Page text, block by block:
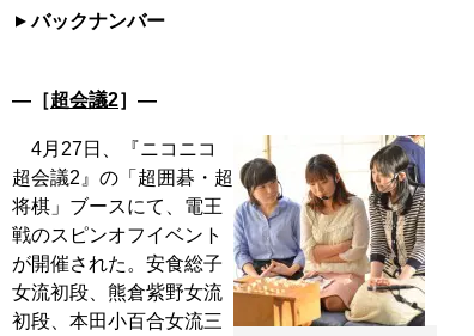
バックナンバー
―［超会議2］―
4月27日、『ニコニコ
超会議2』の「超囲碁・超
将棋」ブースにて、電王
戦のスピンオフイベント
が開催された。安食総子
女流初段、熊倉紫野女流
初段、本田小百合女流三